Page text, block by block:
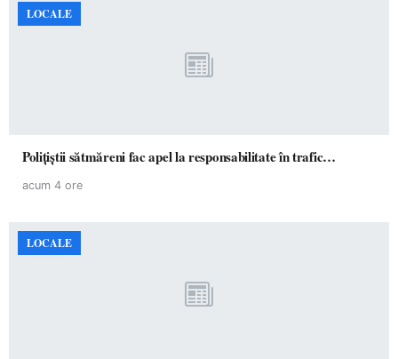
LOCALE
Polițiștii sătmăreni fac apel la responsabilitate în trafic…
acum 4 ore
LOCALE